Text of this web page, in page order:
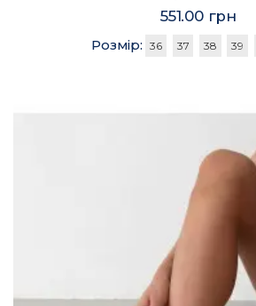
551.00 грн
Розмір: 36 37 38 39